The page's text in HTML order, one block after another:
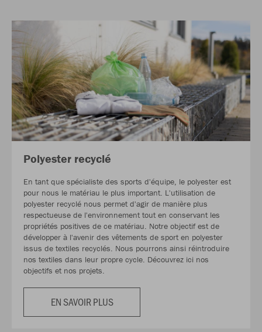
Polyester recyclé
En tant que spécialiste des sports d'équipe, le polyester est
pour nous le matériau le plus important. L'utilisation de
polyester recyclé nous permet d'agir de manière plus
respectueuse de l'environnement tout en conservant les
propriétés positives de ce matériau. Notre objectif est de
développer à l'avenir des vêtements de sport en polyester
issus de textiles recyclés. Nous pourrons ainsi réintroduire
nos textiles dans leur propre cycle. Découvrez ici nos
objectifs et nos projets.
EN SAVOIR PLUS